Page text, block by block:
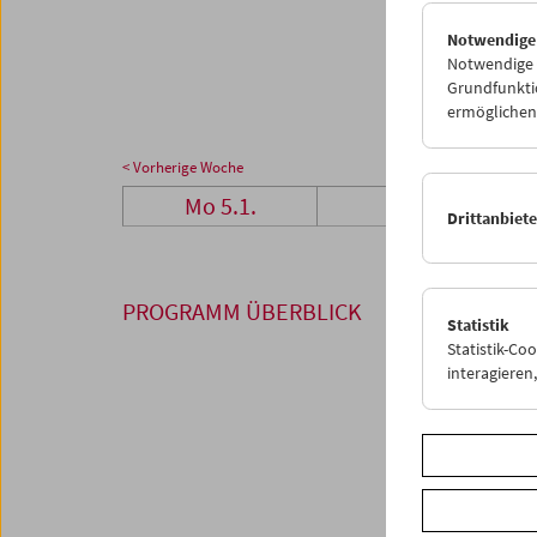
02
< Vorherige Woche
Mo 5.1.
PROGRAMM ÜBERBLICK
Notwendige
Statistik
Statistik-